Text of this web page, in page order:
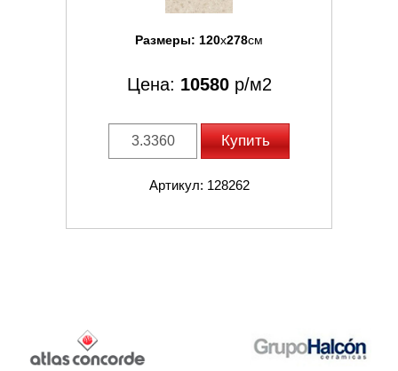
Размеры: 120x278см
Цена: 10580р/м2
Купить
Артикул: 128262